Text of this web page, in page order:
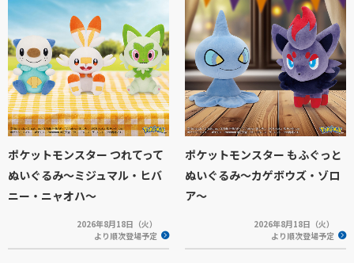
ポケットモンスター つれてって
ぬいぐるみ～ミジュマル・ヒバ
ニー・ニャオハ～
2026年8月18日（火）
より順次登場予定
ポケットモンスター もふぐっと
ぬいぐるみ～カゲボウズ・ゾロ
ア～
2026年8月18日（火）
より順次登場予定